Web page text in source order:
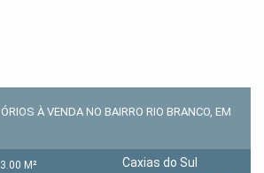
À VENDA NO BAIRRO RIO BRANCO, EM
M² Caxias do Sul